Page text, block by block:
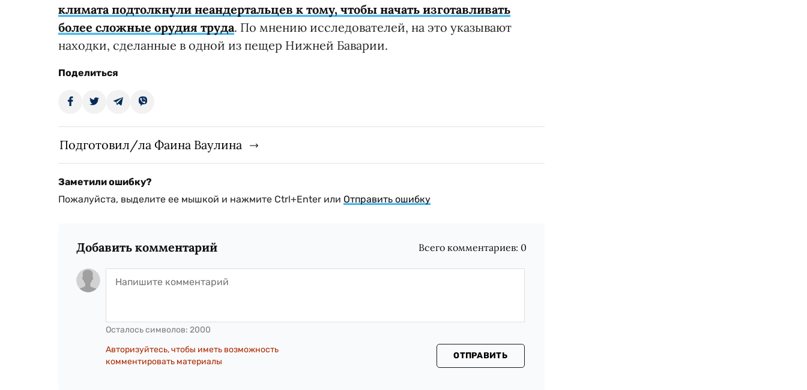
климата подтолкнули неандертальцев к тому, чтобы начать изготавливать
более сложные орудия труда. По мнению исследователей, на это указывают
находки, сделанные в одной из пещер Нижней Баварии.
Поделиться
Подготовил/ла Фаина Ваулина
Заметили ошибку?
Пожалуйста, выделите ее мышкой и нажмите Ctrl+Enter или Отправить ошибку
Добавить комментарий Всего комментариев: 0
Осталось символов: 2000
Авторизуйтесь, чтобы иметь возможность
комментировать материалы
ОТПРАВИТЬ